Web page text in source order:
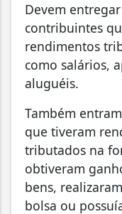
Devem
contribuintes
rendimentos
como salários,
aluguéis.
Também
que tiveram
tributados na
obtiveram
bens,
bolsa ou